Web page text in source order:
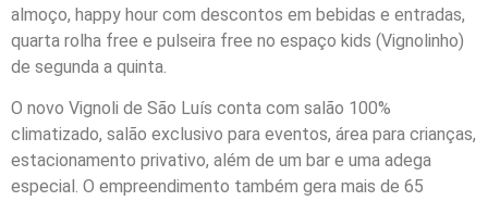
almoço, happy hour com descontos em bebidas e entradas,
quarta rolha free e pulseira free no espaço kids (Vignolinho)
de segunda a quinta.
O novo Vignoli de São Luís conta com salão 100%
climatizado, salão exclusivo para eventos, área para crianças,
estacionamento privativo, além de um bar e uma adega
especial. O empreendimento também gera mais de 65